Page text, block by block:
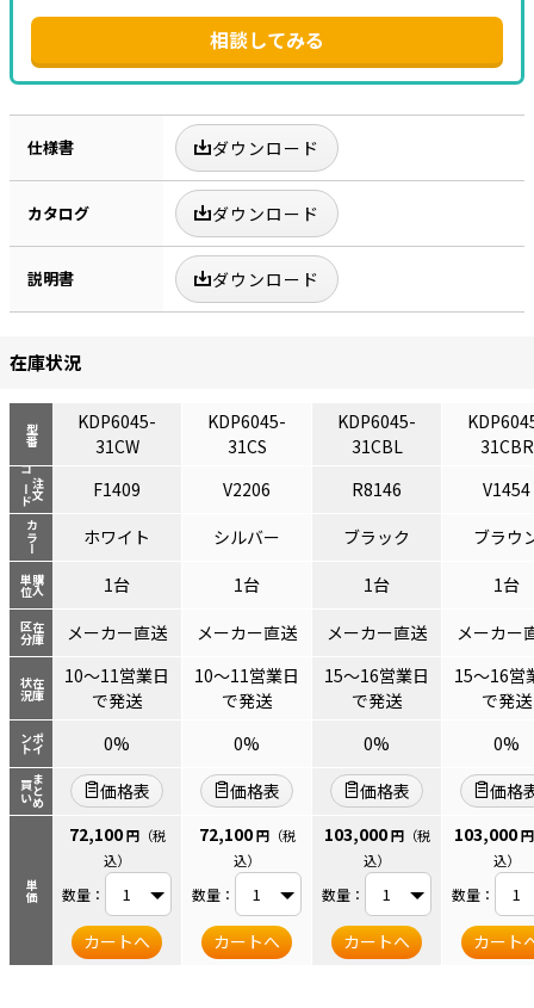
相談してみる
仕様書 ダウンロード
カタログ ダウンロード
説明書 ダウンロード
在庫状況
型番
注文
コード
カラー
購入
単位
在庫
区分
在庫
状況
ポイ
ント
まとめ
買い
単価
KDP6045-
31CW
KDP6045-
31CS
KDP6045-
31CBL
31CBR
F1409
V2206 R8146
V1454
ホワイト
シルバー ブラック
ブラウ
1台
1台 1台
1台
メーカー直送
メーカー直送 メーカー直送
メーカー
10～11営業日
で発送
10～11営業日
で発送
15～16営業日
で発送
15～16営
で発送
0%
0% 0%
0%
価格表
価格表 価格表
価格
72,100 円（税
込）
数量：
カートへ
72,100 円（税
込）
数量：
カートへ
103,000 円（税
込）
数量：
カートへ
103,000 円
込）
数量：
カート